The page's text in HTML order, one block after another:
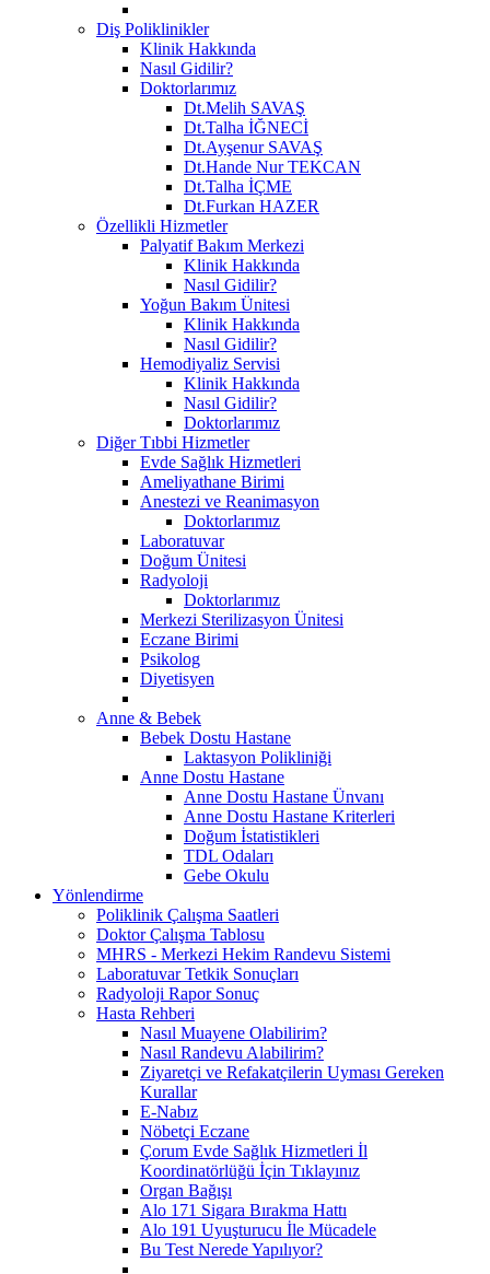
Diş Poliklinikler
Klinik Hakkında
Nasıl Gidilir?
Doktorlarımız
Dt.Melih SAVAŞ
Dt.Talha İĞNECİ
Dt.Ayşenur SAVAŞ
Dt.Hande Nur TEKCAN
Dt.Talha İÇME
Dt.Furkan HAZER
Özellikli Hizmetler
Palyatif Bakım Merkezi
Klinik Hakkında
Nasıl Gidilir?
Yoğun Bakım Ünitesi
Klinik Hakkında
Nasıl Gidilir?
Hemodiyaliz Servisi
Klinik Hakkında
Nasıl Gidilir?
Doktorlarımız
Diğer Tıbbi Hizmetler
Evde Sağlık Hizmetleri
Ameliyathane Birimi
Anestezi ve Reanimasyon
Doktorlarımız
Laboratuvar
Doğum Ünitesi
Radyoloji
Doktorlarımız
Merkezi Sterilizasyon Ünitesi
Eczane Birimi
Psikolog
Diyetisyen
Anne & Bebek
Bebek Dostu Hastane
Laktasyon Polikliniği
Anne Dostu Hastane
Anne Dostu Hastane Ünvanı
Anne Dostu Hastane Kriterleri
Doğum İstatistikleri
TDL Odaları
Gebe Okulu
Yönlendirme
Poliklinik Çalışma Saatleri
Doktor Çalışma Tablosu
MHRS - Merkezi Hekim Randevu Sistemi
Laboratuvar Tetkik Sonuçları
Radyoloji Rapor Sonuç
Hasta Rehberi
Nasıl Muayene Olabilirim?
Nasıl Randevu Alabilirim?
Ziyaretçi ve Refakatçilerin Uyması Gereken
Kurallar
E-Nabız
Nöbetçi Eczane
Çorum Evde Sağlık Hizmetleri İl
Koordinatörlüğü İçin Tıklayınız
Organ Bağışı
Alo 171 Sigara Bırakma Hattı
Alo 191 Uyuşturucu İle Mücadele
Bu Test Nerede Yapılıyor?